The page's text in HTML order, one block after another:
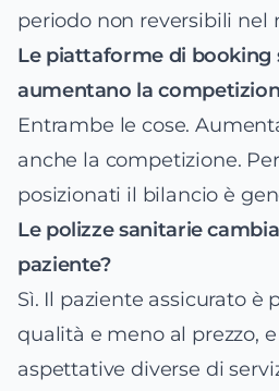
periodo non reversibili nel
Le piattaforme di booking
aumentano la
Entrambe le cose.
anche la competizione.
posizionati il bilancio è
Le polizze sanitarie
paziente?
Sì. Il paziente assicurato è
qualità e meno al prezzo, e
aspettative diverse di